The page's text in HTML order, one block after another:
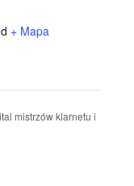
+ Mapa
mistrzów klarnetu i